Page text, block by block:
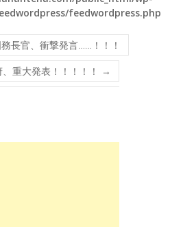
feedwordpress.php
長官、衝撃発言……！！！
、重大発表！！！！！
→